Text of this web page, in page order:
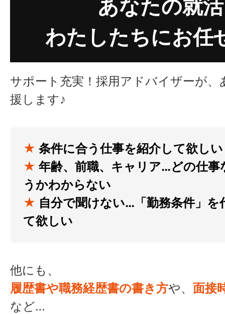
あなたの就活
わたしたちにお任
サポート充実！採用アドバイザーが、
援します♪
★ 条件に合う仕事を紹介して欲しい
★ 年齢、前職、キャリア…どの仕事
うかわからない
★ 自分で聞けない…「勤務条件」を
て欲しい
他にも、
履歴書や職務経歴書の書き方や、 面接
など…